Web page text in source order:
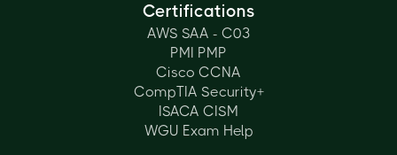
Certifications
AWS SAA - C03
PMI PMP
Cisco CCNA
CompTIA Security+
ISACA CISM
WGU Exam Help